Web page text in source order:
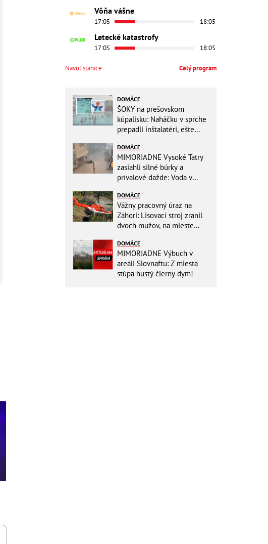
Vôňa vášne
17:05 18:05
Letecké katastrofy
17:05 18:05
Navoľ stanice Celý program
DOMÁCE
ŠOKY na prešovskom
kúpalisku: Naháčku v sprche
prepadli inštalatéri, ešte
BAZÉNE
DOMÁCE
MIMORIADNE Vysoké Tatry
zasiahli silné búrky a
prívalové dažde: Voda v
DOMÁCE
Vážny pracovný úraz na
Záhorí: Lisovací stroj zranil
dvoch mužov, na mieste
pomoc musel priletieť
vrtuľník
DOMÁCE
MIMORIADNE Výbuch v
areáli Slovnaftu: Z miesta
stúpa hustý čierny dym!